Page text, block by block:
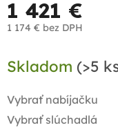
1 421 €
1 174 € bez DPH
cena:
Skladom (>5
Vybrať nabíjačku
Vybrať slúchadlá